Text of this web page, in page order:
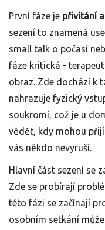
První fáze je přivítání
sezení to znamená
small talk o počasí
fáze kritická -
obraz. Zde dochází k
nahrazuje fyzický
soukromí, což je u
vědět, kdy mohou
vás někdo nevyruší.
Hlavní část sezení se
Zde se probírají
této fázi se začínají
osobním setkání